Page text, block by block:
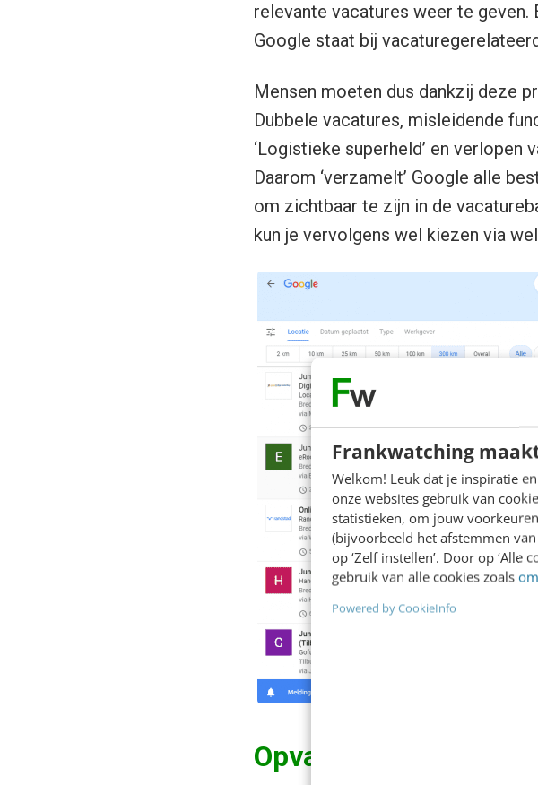
Frankwatching
Welkom! Leuk dat je inspiratie
onze websites gebruik van
statistieken, om jouw
(bijvoorbeeld het afstemmen
op ‘Zelf instellen’. Door op ‘Alle
gebruik van alle cookies zoals
Powered by CookieInfo
relevante vacatures weer te geven.
Google staat bij
Mensen moeten dus dankzij deze
Dubbele vacatures, misleidende
‘Logistieke superheld’ en verlopen
Daarom ‘verzamelt’ Google alle
om zichtbaar te zijn in de
kun je vervolgens wel kiezen via
Opvallen in de